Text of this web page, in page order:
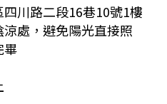
川路二段16巷10號1樓
處，避免陽光直接照
畢